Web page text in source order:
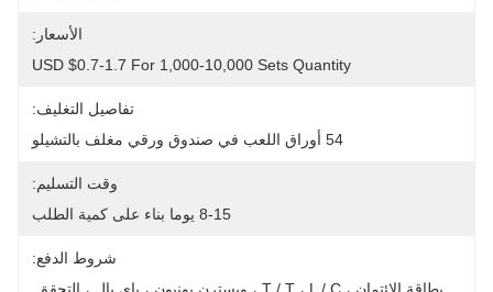
الأسعار:
USD $0.7-1.7 For 1,000-10,000 Sets Quantity
تفاصيل التغليف:
54 أوراق اللعب في صندوق ورقي مغلف بالتشيلو
وقت التسليم:
8-15 يوما بناء على كمية الطلب
شروط الدفع: